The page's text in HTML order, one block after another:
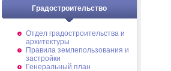
Градостроительство
Отдел градостроительства и
архитектуры
Правила землепользования и
застройки
Генеральный план